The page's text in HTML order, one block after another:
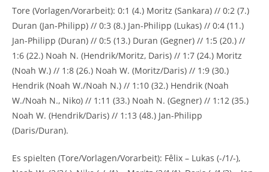
Tore (Vorlagen/Vorarbeit): 0:1 (4.) Moritz (Sankara) // 0:2 (7.)
Duran (Jan-Philipp) // 0:3 (8.) Jan-Philipp (Lukas) // 0:4 (11.)
Jan-Philipp (Duran) // 0:5 (13.) Duran (Gegner) // 1:5 (20.) //
1:6 (22.) Noah N. (Hendrik/Moritz, Daris) // 1:7 (24.) Moritz
(Noah W.) // 1:8 (26.) Noah W. (Moritz/Daris) // 1:9 (30.)
Hendrik (Noah W./Noah N.) // 1:10 (32.) Hendrik (Noah
W./Noah N., Niko) // 1:11 (33.) Noah N. (Gegner) // 1:12 (35.)
Noah W. (Hendrik/Daris) // 1:13 (48.) Jan-Philipp
(Daris/Duran).
Es spielten (Tore/Vorlagen/Vorarbeit): Fêlix – Lukas (-/1/-),